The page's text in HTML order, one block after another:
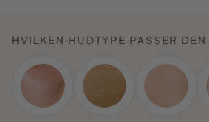
HVILKEN HUDTYPE PASSER DEN